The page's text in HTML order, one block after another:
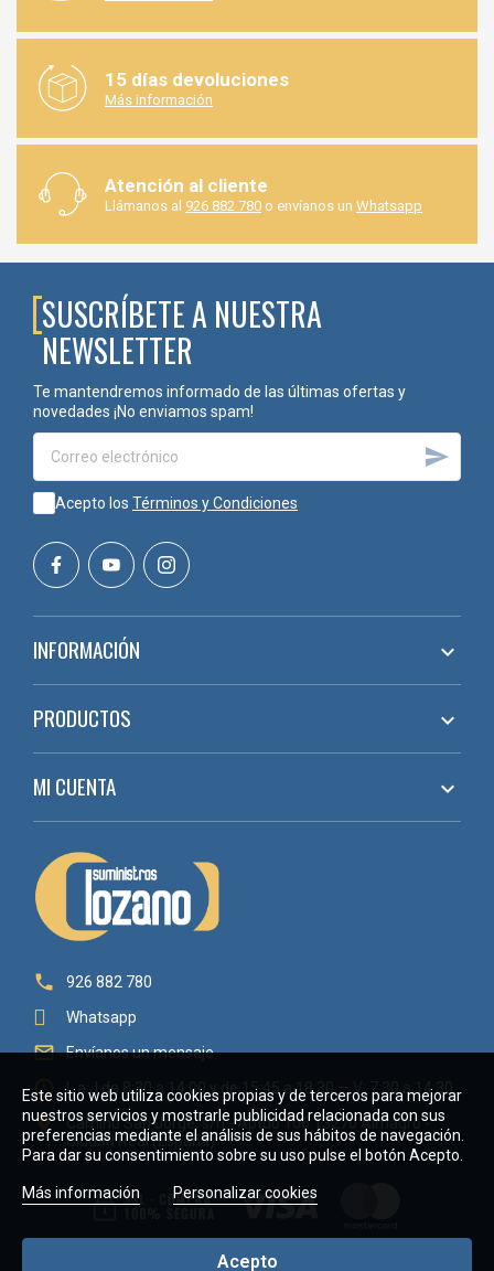
15 días devoluciones
Más información
Atención al cliente
Llámanos al 926 882 780 o envíanos un Whatsapp
SUSCRÍBETE A NUESTRA
NEWSLETTER
Te mantendremos informado de las últimas ofertas y
novedades ¡No enviamos spam!

Acepto los Términos y Condiciones
INFORMACIÓN 
PRODUCTOS 
MI CUENTA 

926 882 780
Whatsapp
 Envíanos un mensaje
 L a J de 8:30 a 14:00 y de 15:45 a 18:30 — V: 7:30 a 14:30

Camino San Jorge, s/n - Aptdo 106 13270 Almagro -
Ciudad Real (España)
Este sitio web utiliza cookies propias y de terceros para mejorar
nuestros servicios y mostrarle publicidad relacionada con sus
preferencias mediante el análisis de sus hábitos de navegación.
Para dar su consentimiento sobre su uso pulse el botón Acepto.
Más información Personalizar cookies
Acepto